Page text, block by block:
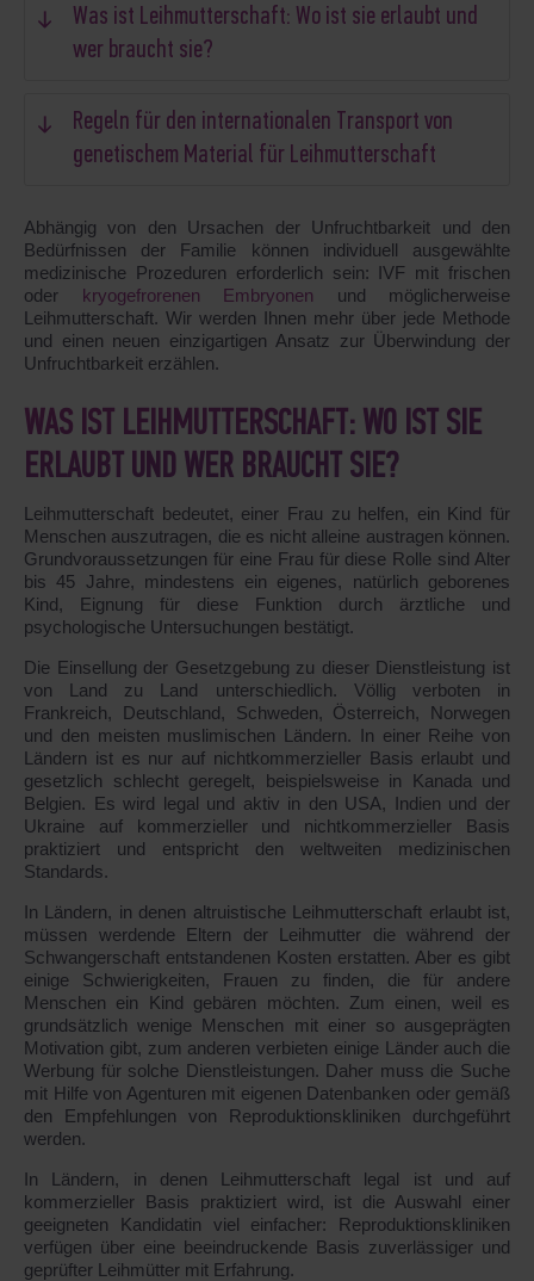
Was ist Leihmutterschaft: Wo ist sie erlaubt und
wer braucht sie?
Regeln für den internationalen Transport von
genetischem Material für Leihmutterschaft
Abhängig von den Ursachen der Unfruchtbarkeit und den
Bedürfnissen der Familie können individuell ausgewählte
medizinische Prozeduren erforderlich sein: IVF mit frischen
oder kryogefrorenen Embryonen und möglicherweise
Leihmutterschaft. Wir werden Ihnen mehr über jede Methode
und einen neuen einzigartigen Ansatz zur Überwindung der
Unfruchtbarkeit erzählen.
WAS IST LEIHMUTTERSCHAFT: WO IST SIE
ERLAUBT UND WER BRAUCHT SIE?
Leihmutterschaft bedeutet, einer Frau zu helfen, ein Kind für
Menschen auszutragen, die es nicht alleine austragen können.
Grundvoraussetzungen für eine Frau für diese Rolle sind Alter
bis 45 Jahre, mindestens ein eigenes, natürlich geborenes
Kind, Eignung für diese Funktion durch ärztliche und
psychologische Untersuchungen bestätigt.
Die Einsellung der Gesetzgebung zu dieser Dienstleistung ist
von Land zu Land unterschiedlich. Völlig verboten in
Frankreich, Deutschland, Schweden, Österreich, Norwegen
und den meisten muslimischen Ländern. In einer Reihe von
Ländern ist es nur auf nichtkommerzieller Basis erlaubt und
gesetzlich schlecht geregelt, beispielsweise in Kanada und
Belgien. Es wird legal und aktiv in den USA, Indien und der
Ukraine auf kommerzieller und nichtkommerzieller Basis
praktiziert und entspricht den weltweiten medizinischen
Standards.
In Ländern, in denen altruistische Leihmutterschaft erlaubt ist,
müssen werdende Eltern der Leihmutter die während der
Schwangerschaft entstandenen Kosten erstatten. Aber es gibt
einige Schwierigkeiten, Frauen zu finden, die für andere
Menschen ein Kind gebären möchten. Zum einen, weil es
grundsätzlich wenige Menschen mit einer so ausgeprägten
Motivation gibt, zum anderen verbieten einige Länder auch die
Werbung für solche Dienstleistungen. Daher muss die Suche
mit Hilfe von Agenturen mit eigenen Datenbanken oder gemäß
den Empfehlungen von Reproduktionskliniken durchgeführt
werden.
In Ländern, in denen Leihmutterschaft legal ist und auf
kommerzieller Basis praktiziert wird, ist die Auswahl einer
geeigneten Kandidatin viel einfacher: Reproduktionskliniken
verfügen über eine beeindruckende Basis zuverlässiger und
geprüfter Leihmütter mit Erfahrung.